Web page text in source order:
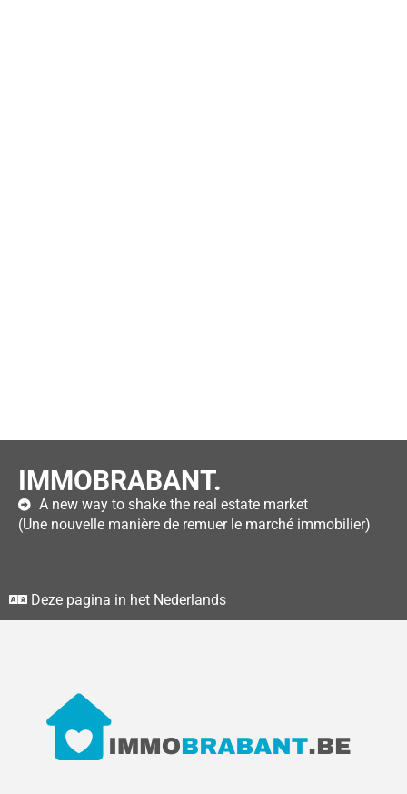
IMMOBRABANT.
A new way to shake the real estate market
(Une nouvelle manière de remuer le marché immobilier)
Deze pagina in het Nederlands